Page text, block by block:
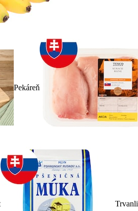
Pekáreň